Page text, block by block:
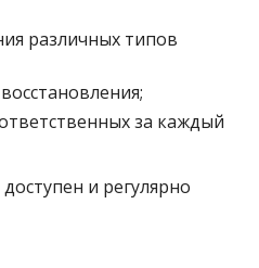
различных типов
за каждый
и регулярно